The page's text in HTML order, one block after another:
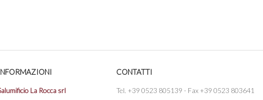
La Rocca srl
CONTATTI
Tel. +39 0523 805139 - Fax +39 0523 803641